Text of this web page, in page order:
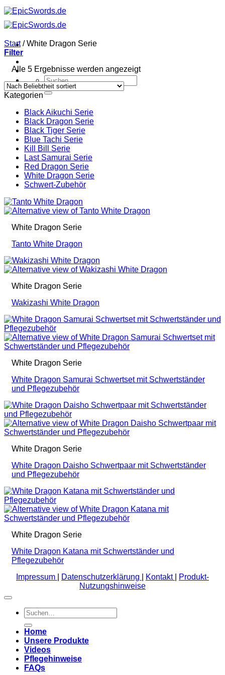
Zum
Inhalt
springen
Suchen
nach:
Start /White Dragon Serie
Filter
Alle 5 Ergebnisse werden angezeigtNach
Kategorien
Black Aikuchi Serie
Black Dragon Serie
Black Tiger Serie
Blue Tachi Serie
Kill Bill Serie
Last Samurai Serie
Red Dragon Serie
White Dragon Serie
Schwert-Zubehör
White Dragon Serie
Tanto White Dragon
White Dragon Serie
Wakizashi White Dragon
White Dragon Serie
White Dragon Samurai Schwertset mit Schwertständer
und Pflegezubehör
White Dragon Serie
White Dragon Daisho Schwertpaar mit Schwertständer
und Pflegezubehör
White Dragon Serie
White Dragon Katana mit Schwertständer und
Pflegezubehör
Impressum
Datenschutzerklärung Kontakt
Produkt-
Nutzungshinweise
Suchen
nach:
Home
Unsere Produkte
Videos
Pflegehinweise
FAQs